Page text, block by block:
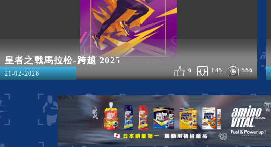
皇者之戰馬拉松-跨越 2025
556
145
6
21-02-2026